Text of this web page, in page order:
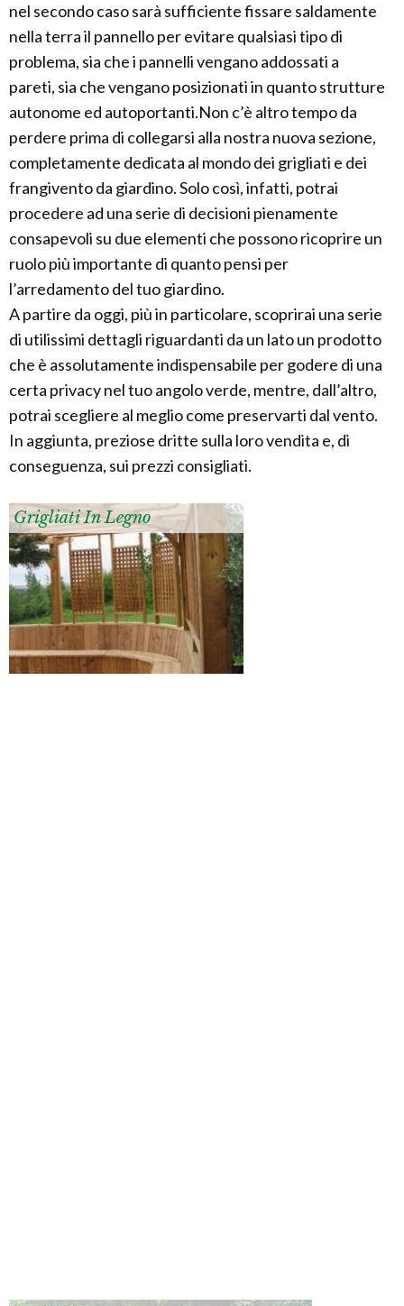
nel secondo caso sarà sufficiente fissare saldamente
nella terra il pannello per evitare qualsiasi tipo di
problema, sia che i pannelli vengano addossati a
pareti, sia che vengano posizionati in quanto strutture
autonome ed autoportanti.Non c’è altro tempo da
perdere prima di collegarsi alla nostra nuova sezione,
completamente dedicata al mondo dei grigliati e dei
frangivento da giardino. Solo così, infatti, potrai
procedere ad una serie di decisioni pienamente
consapevoli su due elementi che possono ricoprire un
ruolo più importante di quanto pensi per
l’arredamento del tuo giardino.
A partire da oggi, più in particolare, scoprirai una serie
di utilissimi dettagli riguardanti da un lato un prodotto
che è assolutamente indispensabile per godere di una
certa privacy nel tuo angolo verde, mentre, dall’altro,
potrai scegliere al meglio come preservarti dal vento.
In aggiunta, preziose dritte sulla loro vendita e, di
conseguenza, sui prezzi consigliati.
Grigliati In Legno